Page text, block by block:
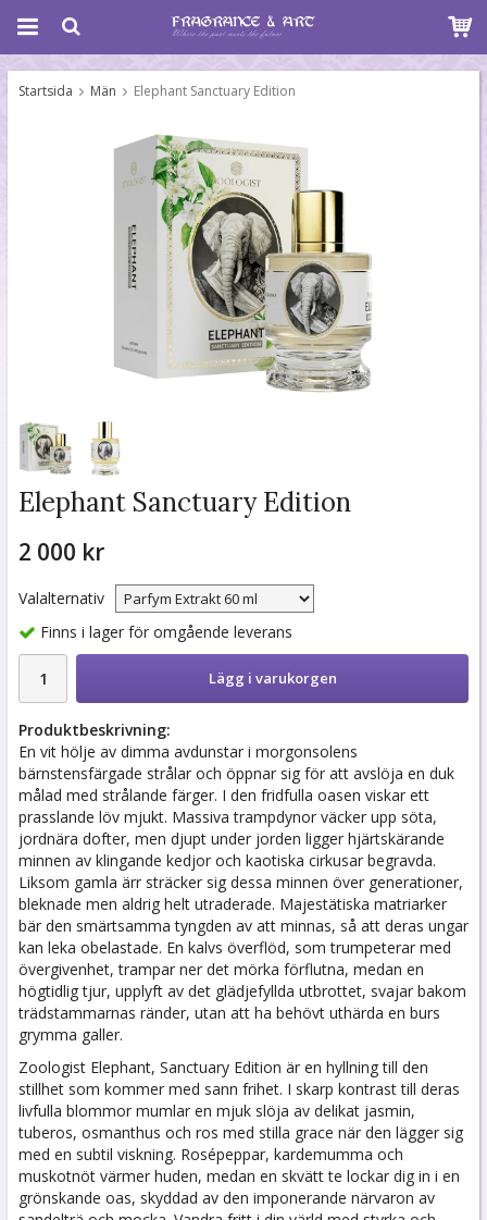
Startsida Män Elephant Sanctuary Edition
Elephant Sanctuary Edition
2 000 kr
Valalternativ
Finns i lager för omgående leverans
Lägg i varukorgen
Produktbeskrivning:
En vit hölje av dimma avdunstar i morgonsolens
bärnstensfärgade strålar och öppnar sig för att avslöja en duk
målad med strålande färger. I den fridfulla oasen viskar ett
prasslande löv mjukt. Massiva trampdynor väcker upp söta,
jordnära dofter, men djupt under jorden ligger hjärtskärande
minnen av klingande kedjor och kaotiska cirkusar begravda.
Liksom gamla ärr sträcker sig dessa minnen över generationer,
bleknade men aldrig helt utraderade. Majestätiska matriarker
bär den smärtsamma tyngden av att minnas, så att deras ungar
kan leka obelastade. En kalvs överflöd, som trumpeterar med
övergivenhet, trampar ner det mörka förflutna, medan en
högtidlig tjur, upplyft av det glädjefyllda utbrottet, svajar bakom
trädstammarnas ränder, utan att ha behövt uthärda en burs
grymma galler.
Zoologist Elephant, Sanctuary Edition är en hyllning till den
stillhet som kommer med sann frihet. I skarp kontrast till deras
livfulla blommor mumlar en mjuk slöja av delikat jasmin,
tuberos, osmanthus och ros med stilla grace när den lägger sig
med en subtil viskning. Rosépeppar, kardemumma och
muskotnöt värmer huden, medan en skvätt te lockar dig in i en
grönskande oas, skyddad av den imponerande närvaron av